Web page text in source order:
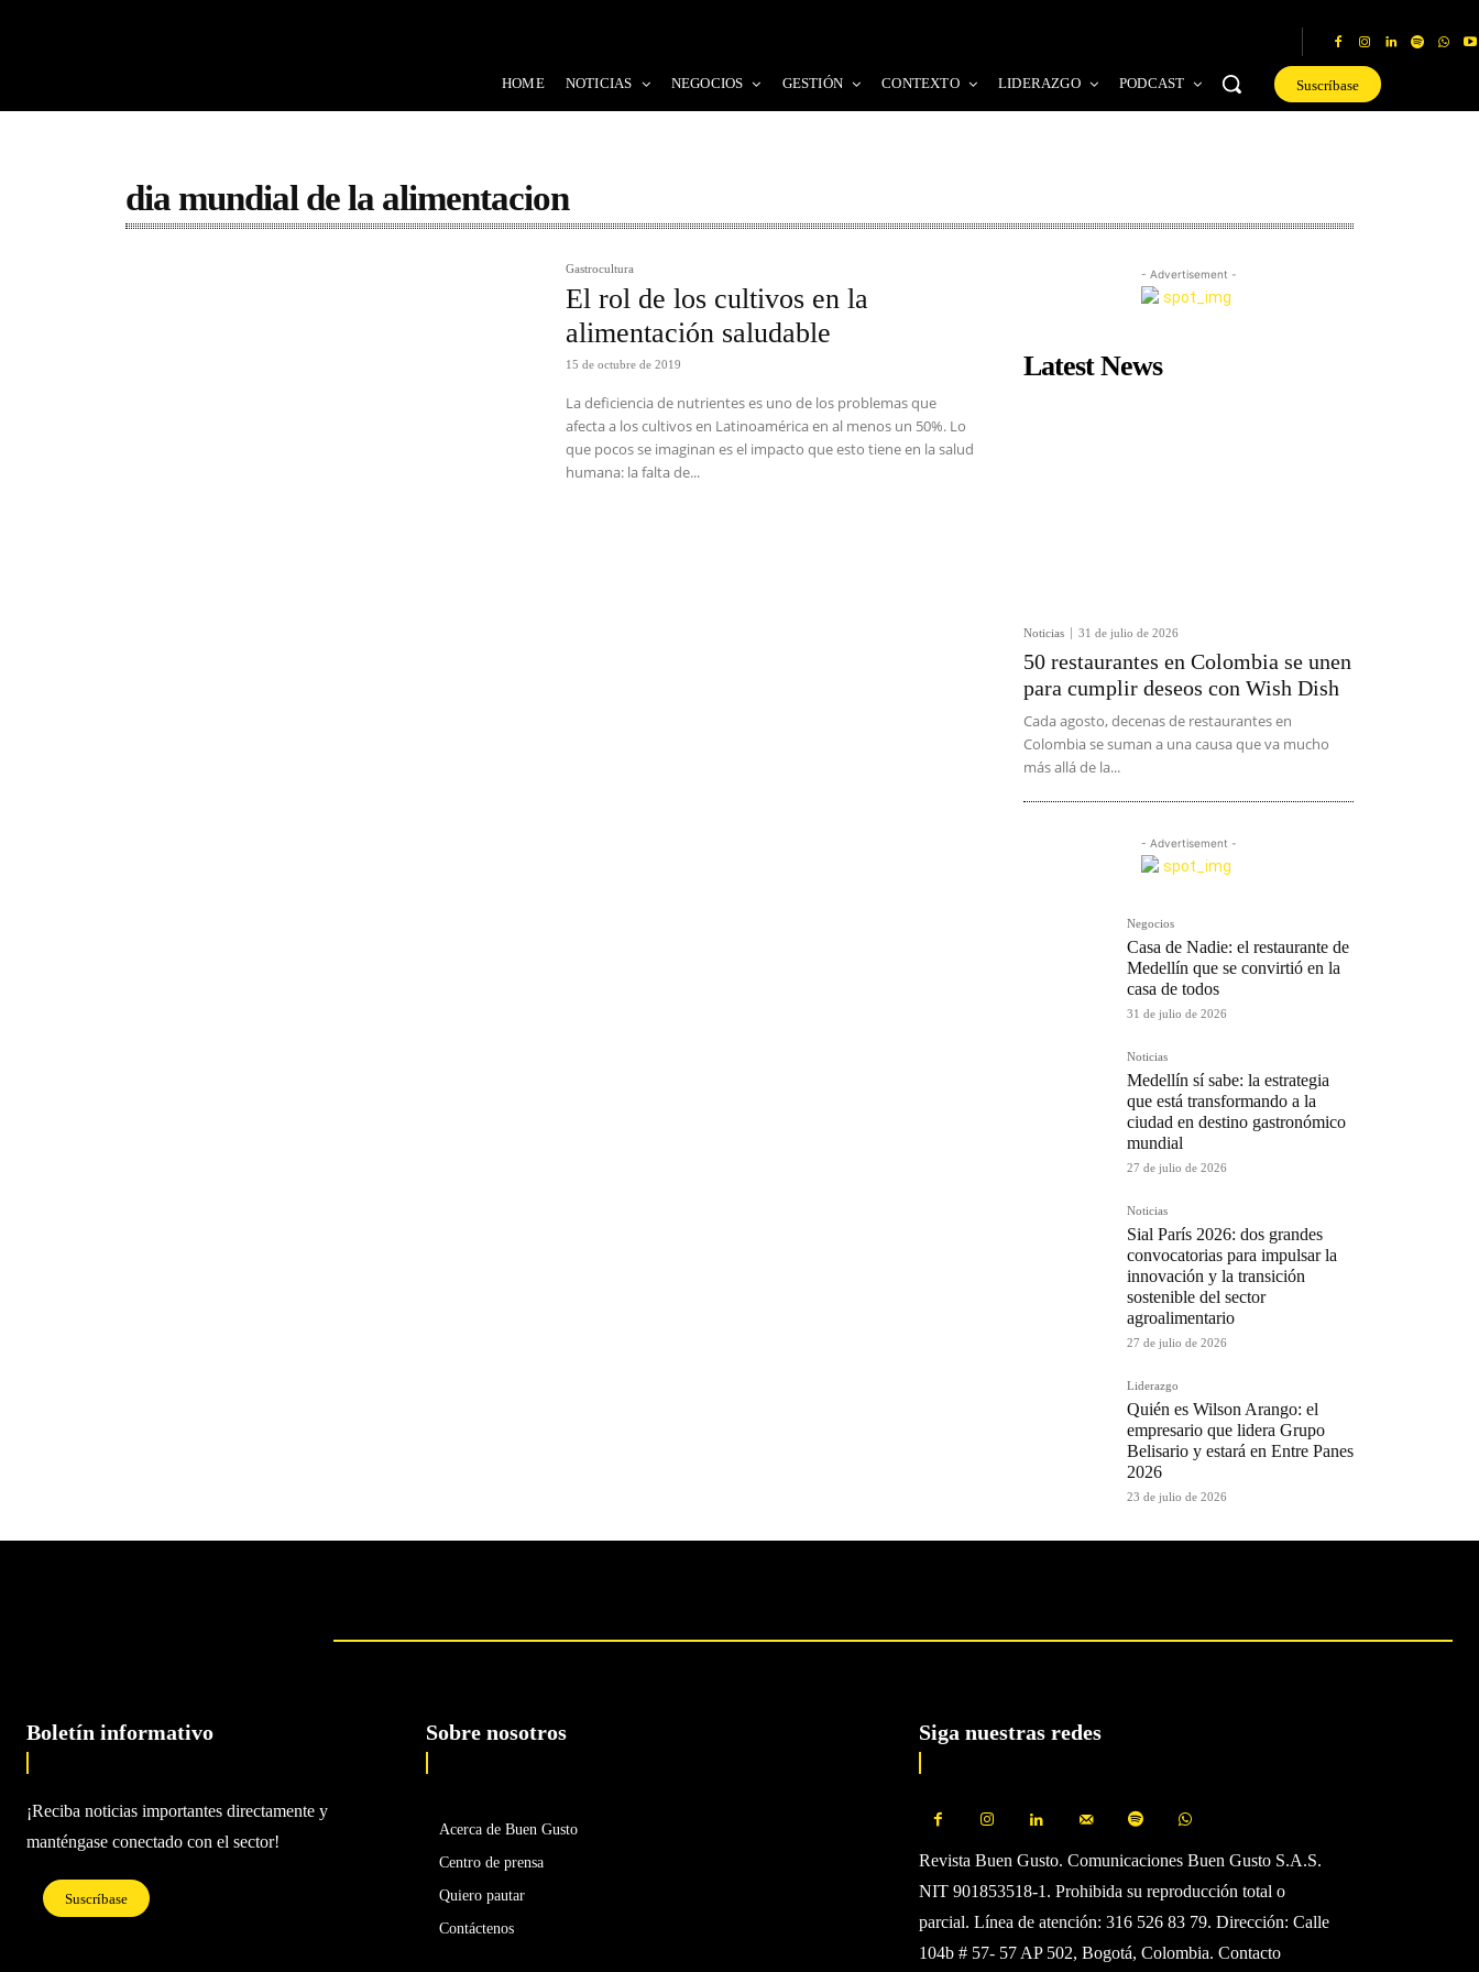
HOME NOTICIAS NEGOCIOS GESTIÓN CONTEXTO LIDERAZGO PODCAST Suscríbase
dia mundial de la alimentacion
Gastrocultura
El rol de los cultivos en la
alimentación saludable
15 de octubre de 2019
La deficiencia de nutrientes es uno de los problemas que
afecta a los cultivos en Latinoamérica en al menos un 50%. Lo
que pocos se imaginan es el impacto que esto tiene en la salud
humana: la falta de...
- Advertisement -
Latest News
Noticias 31 de julio de 2026
50 restaurantes en Colombia se unen
para cumplir deseos con Wish Dish
Cada agosto, decenas de restaurantes en
Colombia se suman a una causa que va mucho
más allá de la...
- Advertisement -
Negocios
Casa de Nadie: el restaurante de
Medellín que se convirtió en la
casa de todos
31 de julio de 2026
Noticias
Medellín sí sabe: la estrategia
que está transformando a la
ciudad en destino gastronómico
mundial
27 de julio de 2026
Noticias
Sial París 2026: dos grandes
convocatorias para impulsar la
innovación y la transición
sostenible del sector
agroalimentario
27 de julio de 2026
Liderazgo
Quién es Wilson Arango: el
empresario que lidera Grupo
Belisario y estará en Entre Panes
2026
23 de julio de 2026
Boletín informativo
¡Reciba noticias importantes directamente y
manténgase conectado con el sector!
Suscríbase
Sobre nosotros
Acerca de Buen Gusto
Centro de prensa
Quiero pautar
Contáctenos
Siga nuestras redes
Revista Buen Gusto. Comunicaciones Buen Gusto S.A.S.
NIT 901853518-1. Prohibida su reproducción total o
parcial. Línea de atención: 316 526 83 79. Dirección: Calle
104b # 57- 57 AP 502, Bogotá, Colombia. Contacto